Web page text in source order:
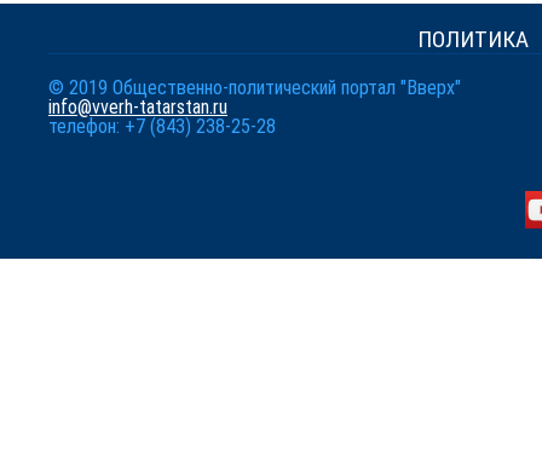
ПОЛИТИКА
© 2019 Общественно-политический портал "Вверх"
info@vverh-tatarstan.ru
телефон: +7 (843) 238-25-28